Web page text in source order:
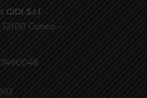
GIDI S.r.l.
Cuneo -